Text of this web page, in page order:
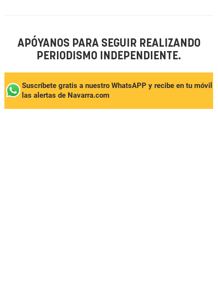
APÓYANOS PARA SEGUIR REALIZANDO
PERIODISMO INDEPENDIENTE.
Suscríbete gratis a nuestro WhatsAPP y recibe en tu móvil
las alertas de Navarra.com